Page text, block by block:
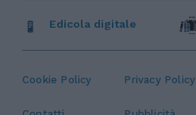
Cookie Policy Privacy Policy
Edicola digitale